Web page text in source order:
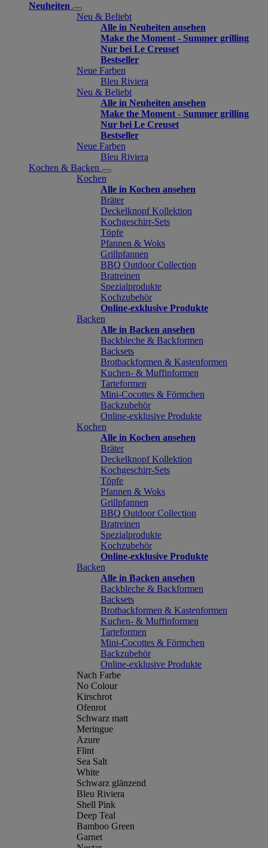
Neuheiten
Neu & Beliebt
Alle in Neuheiten ansehen
Make the Moment - Summer grilling
Nur bei Le Creuset
Bestseller
Neue Farben
Bleu Riviera
Neu & Beliebt
Alle in Neuheiten ansehen
Make the Moment - Summer grilling
Nur bei Le Creuset
Bestseller
Neue Farben
Bleu Riviera
Kochen & Backen
Kochen
Alle in Kochen ansehen
Bräter
Deckelknopf Kollektion
Kochgeschirr-Sets
Töpfe
Pfannen & Woks
Grillpfannen
BBQ Outdoor Collection
Bratreinen
Spezialprodukte
Kochzubehör
Online-exklusive Produkte
Backen
Alle in Backen ansehen
Backbleche & Backformen
Backsets
Brotbackformen & Kastenformen
Kuchen- & Muffinformen
Tarteformen
Mini-Cocottes & Förmchen
Backzubehör
Online-exklusive Produkte
Kochen
Alle in Kochen ansehen
Bräter
Deckelknopf Kollektion
Kochgeschirr-Sets
Töpfe
Pfannen & Woks
Grillpfannen
BBQ Outdoor Collection
Bratreinen
Spezialprodukte
Kochzubehör
Online-exklusive Produkte
Backen
Alle in Backen ansehen
Backbleche & Backformen
Backsets
Brotbackformen & Kastenformen
Kuchen- & Muffinformen
Tarteformen
Mini-Cocottes & Förmchen
Backzubehör
Online-exklusive Produkte
Nach Farbe
No Colour
Kirschrot
Ofenrot
Schwarz matt
Meringue
Azure
Flint
Sea Salt
White
Schwarz glänzend
Bleu Riviera
Shell Pink
Deep Teal
Bamboo Green
Garnet